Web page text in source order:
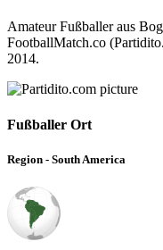
Amateur Fußballer aus
FootballMatch.co
2014.
Fußballer Ort
Region - South America